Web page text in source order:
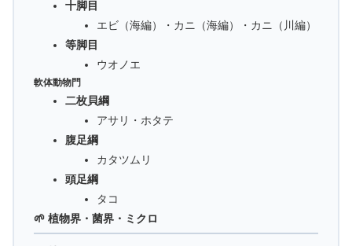
十脚目
エビ（海編）・カニ（海編）・カニ（川編）
等脚目
ウオノエ
軟体動物門
二枚貝綱
アサリ・ホタテ
腹足綱
カタツムリ
頭足綱
タコ
🌱 植物界・菌界・ミクロ